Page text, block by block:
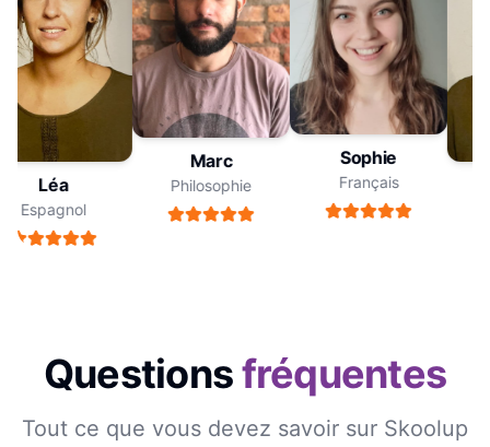
Léa
Espagnol
Marc
Philosophie
Sophie
Français
Questionsfréquentes
Tout ce que vous devez savoir sur Skoolup